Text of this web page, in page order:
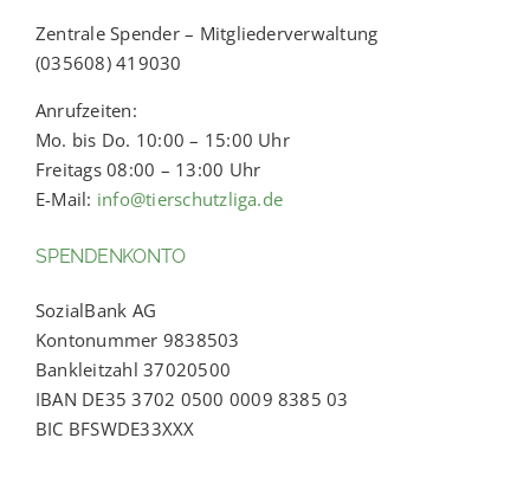
Zentrale Spender – Mitgliederverwaltung
(035608) 419030
Anrufzeiten:
Mo. bis Do. 10:00 – 15:00 Uhr
Freitags 08:00 – 13:00 Uhr
E-Mail: info@tierschutzliga.de
SPENDENKONTO
SozialBank AG
Kontonummer 9838503
Bankleitzahl 37020500
IBAN DE35 3702 0500 0009 8385 03
BIC BFSWDE33XXX